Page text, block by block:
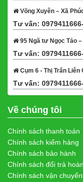
Võng Xuyên – Xã
Tư vấn:
95 Ngã tư Ngọc Tảo –
Tư vấn:
Cụm 6 - Thị Trấn Liên
Tư vấn:
Về chúng tôi
Chính sách thanh toán
Chính sách kiểm hàng
Chính sách bảo hành
Chính sách đổi trả
Chính sách vận